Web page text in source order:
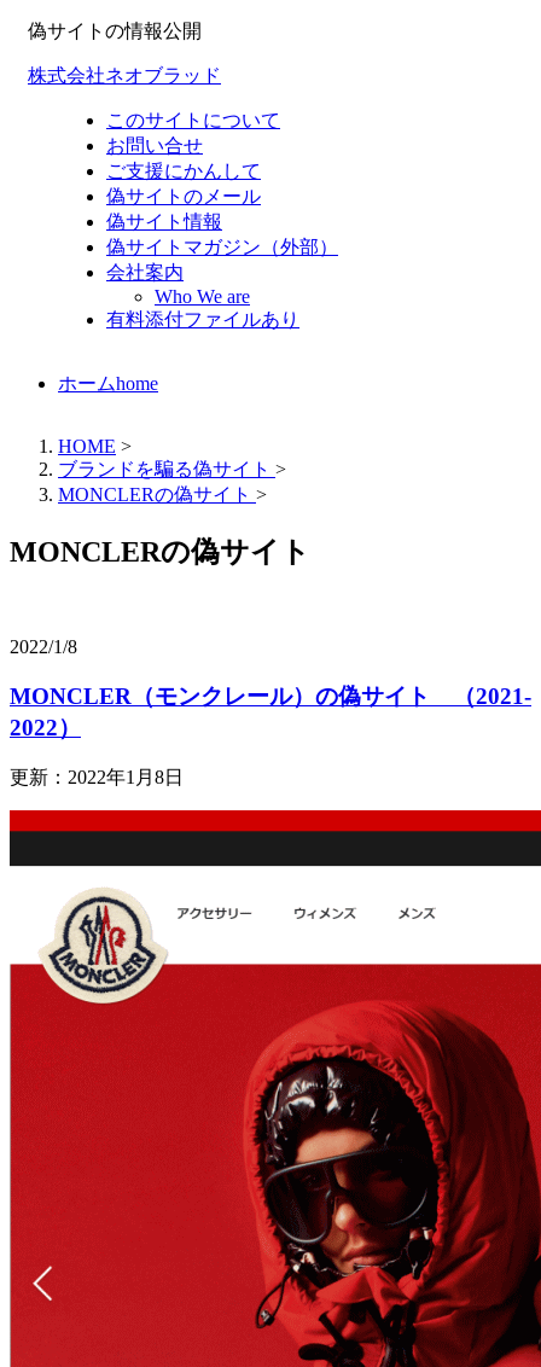
偽サイトの情報公開
株式会社ネオブラッド
このサイトについて
お問い合せ
ご支援にかんして
偽サイトのメール
偽サイト情報
偽サイトマガジン（外部）
会社案内
Who We are
有料添付ファイルあり
ホームhome
HOME >
ブランドを騙る偽サイト >
MONCLERの偽サイト >
MONCLERの偽サイト
2022/1/8
MONCLER（モンクレール）の偽サイト （2021-
2022）
更新：2022年1月8日